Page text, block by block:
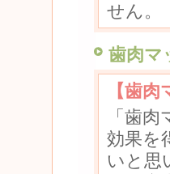
せん。
歯肉マ
【歯
「歯
効果を
いと思